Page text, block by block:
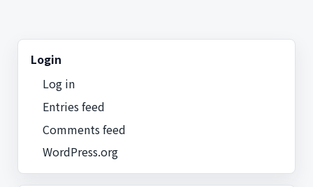
Login
Log in
Entries feed
Comments feed
WordPress.org